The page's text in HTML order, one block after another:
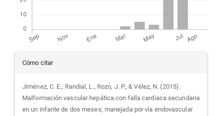
Detalles
del
Cómo citar
Jiménez, C. E., Randial, L., Rozo, J. P., & Vélez, N. (2015).
Malformación vascular hepática con falla cardiaca secundaria
en un infante de dos meses, manejada por vía endovascular